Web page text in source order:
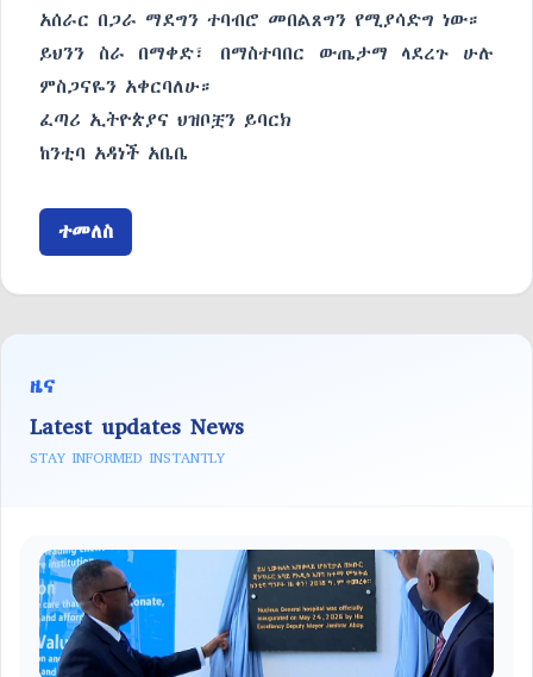
ዜና
Latest updates News
STAY INFORMED INSTANTLY
አሰራር በጋራ ማደግን ተባብሮ መበልጸግን የሚያሳድግ ነው።
ይህንን ስራ በማቀድ፣ በማስተባበር ውጤታማ ላደረጉ ሁሉ
ምስጋናዬን አቀርባለሁ።
ፈጣሪ ኢትዮጵያና ህዝቦቿን ይባርክ
ከንቲባ አዳነች አቤቤ
ተመለስ